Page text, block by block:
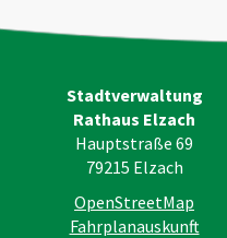
Stadtverwaltung
Rathaus Elzach
Hauptstraße 69
79215 Elzach
OpenStreetMap
Fahrplanauskunft